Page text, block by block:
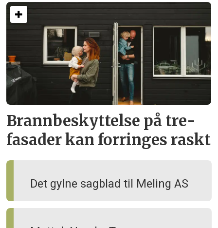
Brann­beskyttelse på tre­
fasader kan forringes raskt
Det gylne sagblad til Meling AS